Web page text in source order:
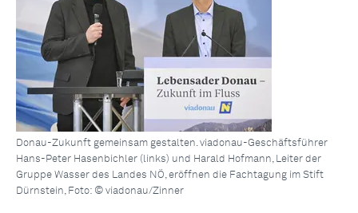
Donau-Zukunft gemeinsam gestalten. viadonau-Geschäftsführer
Hans-Peter Hasenbichler (links) und Harald Hofmann, Leiter der
Gruppe Wasser des Landes NÖ, eröffnen die Fachtagung im Stift
Dürnstein, Foto: © viadonau/Zinner